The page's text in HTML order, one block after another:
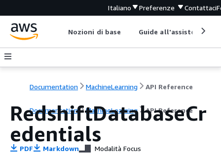
Italiano Preferenze Contattaci
Nozioni di base Guide all'assistenza
Documentation MachineLearning API Reference
Documentation MachineLearning API Reference
RedshiftDatabaseCr
edentials
PDF Markdown Modalità Focus